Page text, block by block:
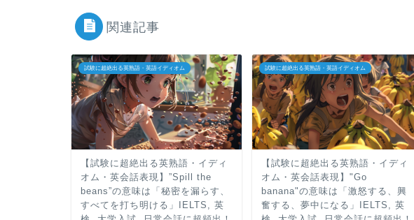
関連記事
試験に超絶出る英熟語・英語イディオム
【試験に超絶出る英熟語・イディ
オム・英会話表現】”Spill the
beans”の意味は「秘密を漏らす、
すべてを打ち明ける」IELTS, 英
試験に超絶出る英熟語・英語イディオム
【試験に超絶出る英熟語・イディ
オム・英会話表現】"Go
banana"の意味は「激怒する、興
奮する、夢中になる」IELTS, 英